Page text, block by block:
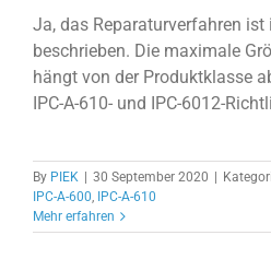
Ja, das Reparaturverfahren ist
beschrieben. Die maximale
hängt von der Produktklasse
IPC-A-610- und IPC-6012-
By PIEK | 30 September 2020 |
IPC-A-600 IPC-A-610
Mehr erfahren